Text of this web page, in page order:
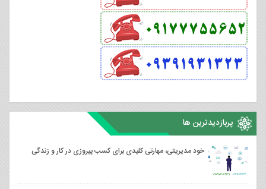
پربازدیدترین ها
خود مدیریتی، مهارتی کلیدی برای کسب پیروزی در کار و زندگی